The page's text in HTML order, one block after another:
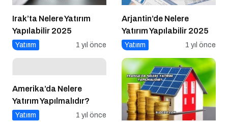
Irak’ta Nelere Yatırım
Yapılabilir 2025
Yatırım 1 yıl önce
Arjantin’de Nelere
Yatırım Yapılabilir 2025
Yatırım 1 yıl önce
Amerika’da Nelere
Yatırım Yapılmalıdır?
Yatırım 1 yıl önce